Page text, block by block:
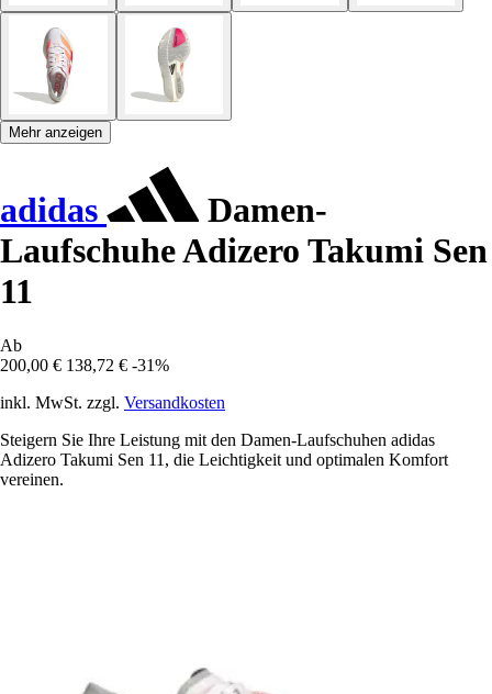
Mehr anzeigen
adidas
Damen-
Laufschuhe Adizero Takumi Sen
11
Ab
200,00 € 138,72 € -31%
inkl. MwSt. zzgl. Versandkosten
Steigern Sie Ihre Leistung mit den Damen-Laufschuhen adidas
Adizero Takumi Sen 11, die Leichtigkeit und optimalen Komfort
vereinen.